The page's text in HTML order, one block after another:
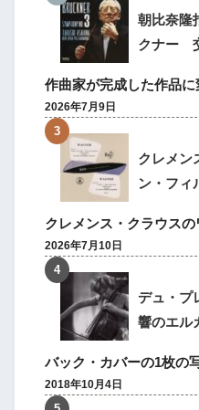
朝比奈隆
クナー
作曲家が完成した作品
2026年7月9日
クレメン
ン・フ
クレメンス・クラウス
2026年7月10日
デュ・プ
響のエル
バック・カバーの1枚の
2018年10月4日